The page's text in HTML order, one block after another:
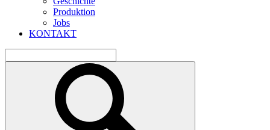
Produktion
Jobs
KONTAKT